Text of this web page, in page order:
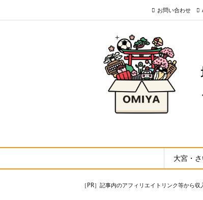
大宮・
お問い合わせ
［PR］記事内のアフィリエイトリンク等から